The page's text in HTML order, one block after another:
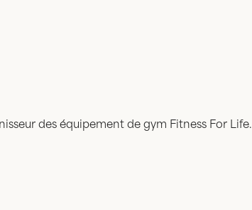
des équipement de gym Fitness For Life.